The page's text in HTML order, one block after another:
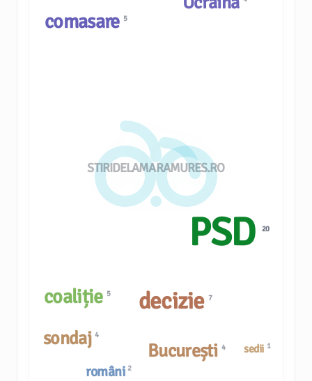
STIRIDELAMARAMURES.RO
coaliție 5
români 2
sedii 1
București 4
comasare 5
PSD20
decizie7
sondaj4